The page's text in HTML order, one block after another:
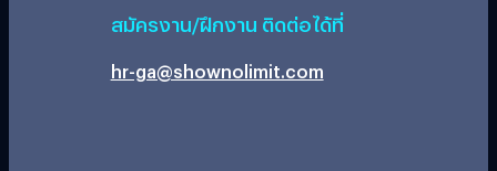
สมัครงาน/ฝึกงาน ติดต่อได้ที่
hr-ga@shownolimit.com